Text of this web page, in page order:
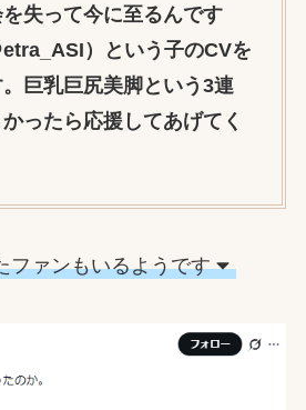
失って今に至るんです
）という子のCVを
巨乳巨尻美脚という3連
ったら応援してあげてく
ファンもいるようです